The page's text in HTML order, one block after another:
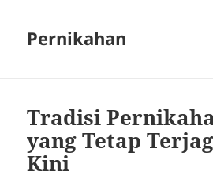
Pernikahan
Tradisi
yang Tetap
Kini